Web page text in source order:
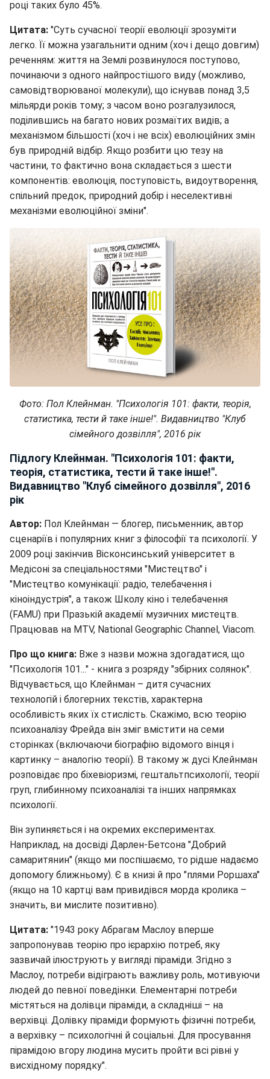
році таких було 45%.
Цитата: "Суть сучасної теорії еволюції зрозуміти
легко. Її можна узагальнити одним (хоч і дещо довгим)
реченням: життя на Землі розвинулося поступово,
починаючи з одного найпростішого виду (можливо,
самовідтворюваної молекули), що існував понад 3,5
мільярди років тому; з часом воно розгалузилося,
поділившись на багато нових розмаїтих видів; а
механізмом більшості (хоч і не всіх) еволюційних змін
був природній відбір. Якщо розбити цю тезу на
частини, то фактично вона складається з шести
компонентів: еволюція, поступовість, видоутворення,
спільний предок, природний добір і неселективні
механізми еволюційної зміни".
Фото: Пол Клейнман. "Психологія 101: факти, теорія,
статистика, тести й таке інше!". Видавництво "Клуб
сімейного дозвілля", 2016 рік
Підлогу Клейнман. "Психологія 101: факти,
теорія, статистика, тести й таке інше!".
Видавництво "Клуб сімейного дозвілля", 2016
рік
Автор: Пол Клейнман — блогер, письменник, автор
сценаріїв і популярних книг з філософії та психології. У
2009 році закінчив Вісконсинський університет в
Медісоні за спеціальностями "Мистецтво" і
"Мистецтво комунікації: радіо, телебачення і
кіноіндустрія", а також Школу кіно і телебачення
(FAMU) при Празькій академії музичних мистецтв.
Працював на MTV, National Geographic Channel, Viacom.
Про що книга: Вже з назви можна здогадатися, що
"Психологія 101..." - книга з розряду "збірних солянок".
Відчувається, що Клейнман – дитя сучасних
технологій і блогерних текстів, характерна
особливість яких їх стислість. Скажімо, всю теорію
психоаналізу Фрейда він зміг вмістити на семи
сторінках (включаючи біографію відомого вінця і
картинку – аналогію теорії). В такому ж дусі Клейнман
розповідає про біхевіоризмі, гештальтпсихології, теорії
груп, глибинному психоаналізі та інших напрямках
психології.
Він зупиняється і на окремих експериментах.
Наприклад, на досвіді Дарлен-Бетсона "Добрий
самаритянин" (якщо ми поспішаємо, то рідше надаємо
допомогу ближньому). Є в книзі й про "плями Роршаха"
(якщо на 10 картці вам привидівся морда кролика –
значить, ви мислите позитивно).
Цитата: "1943 року Абрагам Маслоу вперше
запропонував теорію про ієрархію потреб, яку
зазвичай ілюструють у вигляді піраміди. Згідно з
Маслоу, потреби відіграють важливу роль, мотивуючи
людей до певної поведінки. Елементарні потреби
містяться на долівци піраміди, а складніші – на
верхівці. Долівку піраміди формують фізичні потреби,
а верхівку – психологічні й соціальні. Для просування
пірамідою вгору людина мусить пройти всі рівні у
висхідному порядку".